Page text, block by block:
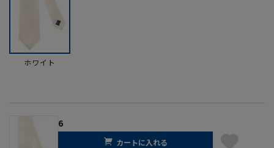
ホワイト
6
カートに入れる